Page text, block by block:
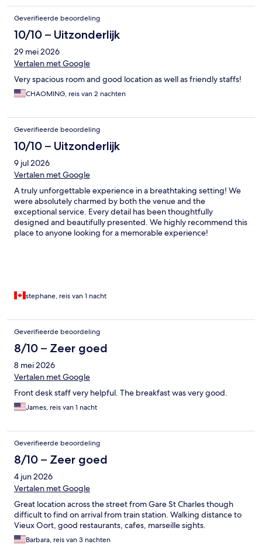
Geverifieerde beoordeling
10/10 – Uitzonderlijk
29 mei 2026
Vertalen met Google
Very spacious room and good location as well as friendly staffs!
CHAOMING, reis van 2 nachten
Geverifieerde beoordeling
10/10 – Uitzonderlijk
9 jul 2026
Vertalen met Google
A truly unforgettable experience in a breathtaking setting! We
were absolutely charmed by both the venue and the
exceptional service. Every detail has been thoughtfully
designed and beautifully presented. We highly recommend this
place to anyone looking for a memorable experience!
stephane, reis van 1 nacht
Geverifieerde beoordeling
8/10 – Zeer goed
8 mei 2026
Vertalen met Google
Front desk staff very helpful. The breakfast was very good.
James, reis van 1 nacht
Geverifieerde beoordeling
8/10 – Zeer goed
4 jun 2026
Vertalen met Google
Great location across the street from Gare St Charles though
difficult to find on arrival from train station. Walking distance to
Vieux Oort, good restaurants, cafes, marseille sights.
Barbara, reis van 3 nachten